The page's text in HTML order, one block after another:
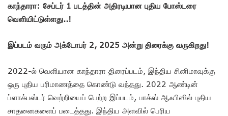
காந்தாரா: சேப்டர் 1 படத்தின் அதிரடியான புதிய போஸ்டரை
வெளியிட்டுள்ளது..!
இப்படம் வரும் அக்டோபர் 2, 2025 அன்று திரைக்கு வருகிறது!
2022-ல் வெளியான காந்தாரா திரைப்படம், இந்திய சினிமாவுக்கு
ஒரு புதிய பரிமாணத்தை கொண்டு வந்தது. 2022 ஆண்டின்
ப்ளாக்பஸ்டர் வெற்றியைப் பெற்ற இப்படம், பாக்ஸ் ஆஃபிஸில் புதிய
சாதனைகளைப் படைத்தது. இந்திய அளவில் பெரிய